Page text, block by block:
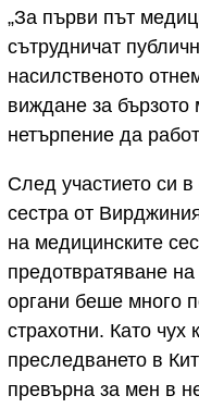
„За първи път
сътрудничат
насилственото
виждане за бързото
нетърпение да
След участието си
сестра от
на медицинските
предотвратяване
органи беше много
страхотни. Като чух
преследването в
превърна за мен в